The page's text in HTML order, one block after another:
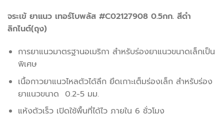
จระเข้ ยาแนว เทอร์โบพลัส #C02127908 0.5กก. สีดำ
ลิกไนต์(ถุง)
การยาแนวมาตรฐานอเมริกา สำหรับร่องยาแนวขนาดเล็กเป็น
พิเศษ
เนื้อกาวยาแนวไหลตัวได้ลึก ยึดเกาะเต็มร่องเล็ก สำหรับร่อง
ยาแนวขนาด 0.2-5 มม.
แห้งตัวเร็ว เปิดใช้พื้นที่ได้ไว ภายใน 6 ชั่วโมง